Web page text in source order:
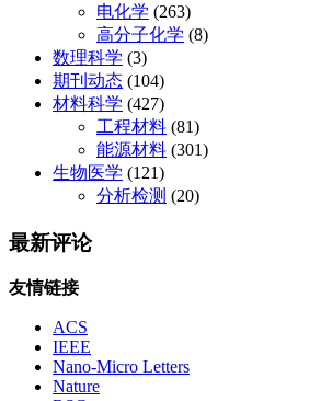
电化学 (263)
高分子化学 (8)
数理科学 (3)
期刊动态 (104)
材料科学 (427)
工程材料 (81)
能源材料 (301)
生物医学 (121)
分析检测 (20)
最新评论
友情链接
ACS
IEEE
Nano-Micro Letters
Nature